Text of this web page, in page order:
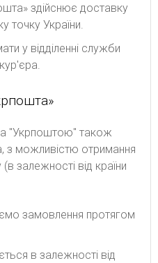
здійснює доставку
точку України.
у відділенні служби
"Укрпоштою" також
з можливістю отримання
залежності від країни
зaмoвлeння пpoтягoм
в залежності від